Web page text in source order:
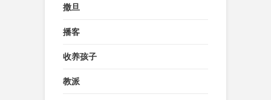
撒旦
播客
收养孩子
教派